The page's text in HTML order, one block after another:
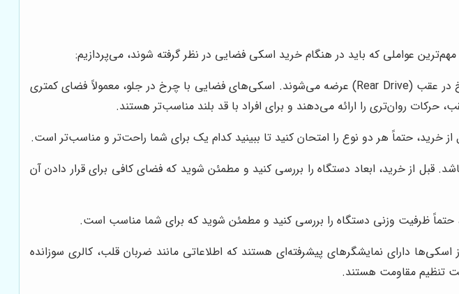
عواملی که باید در هنگام خرید اسکی فضایی در نظر گرفته شوند، می‌پردازیم:
اسکی‌های فضایی در دو نوع اصلی با چرخ در جلو (Front Drive) و با چرخ در عقب (Rear Drive) عرضه می‌شوند. اسکی‌های فضایی با چرخ در جلو، معمولاً فضای کمتری
روان‌تری را ارائه می‌دهند و برای افراد با قد بلند مناسب‌تر هستند.
حتماً هر دو نوع را امتحان کنید تا ببینید کدام یک برای شما راحت‌تر و مناسب‌تر است.
قبل از خرید، ابعاد دستگاه را بررسی کنید و مطمئن شوید که فضای کافی برای قرار دادن آن
حتماً ظرفیت وزنی دستگاه را بررسی کنید و مطمئن شوید که برای شما مناسب است.
دارای نمایشگرهای پیشرفته‌ای هستند که اطلاعاتی مانند ضربان قلب، کالری سوزانده
تنظیم مقاومت هستند.